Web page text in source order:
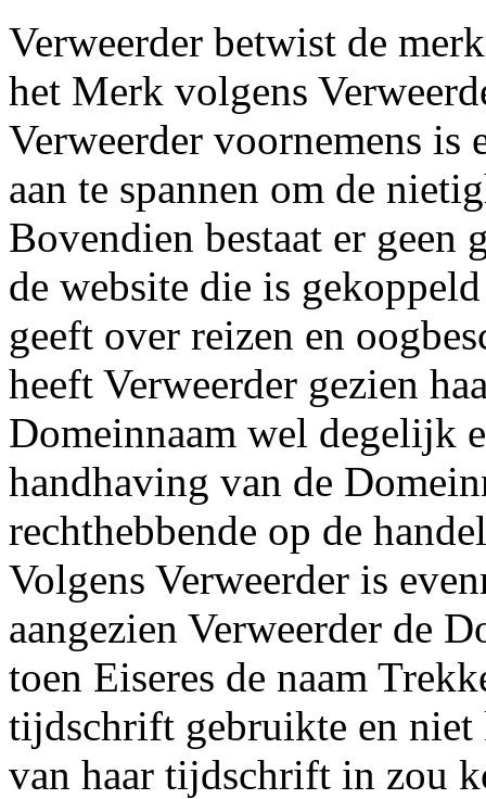
Verweerder betwist de
het Merk volgens
Verweerder voornemens is
aan te spannen om de
Bovendien bestaat er geen
de website die is
geeft over reizen en
heeft Verweerder gezien
Domeinnaam wel degelijk
handhaving van de
rechthebbende op de
Volgens Verweerder is
aangezien Verweerder de
toen Eiseres de naam
tijdschrift gebruikte en niet
van haar tijdschrift in zou